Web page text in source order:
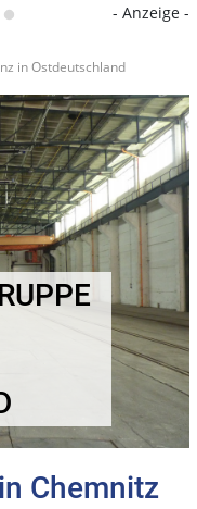
- Anzeige -
in Ostdeutschland
Chemnitz